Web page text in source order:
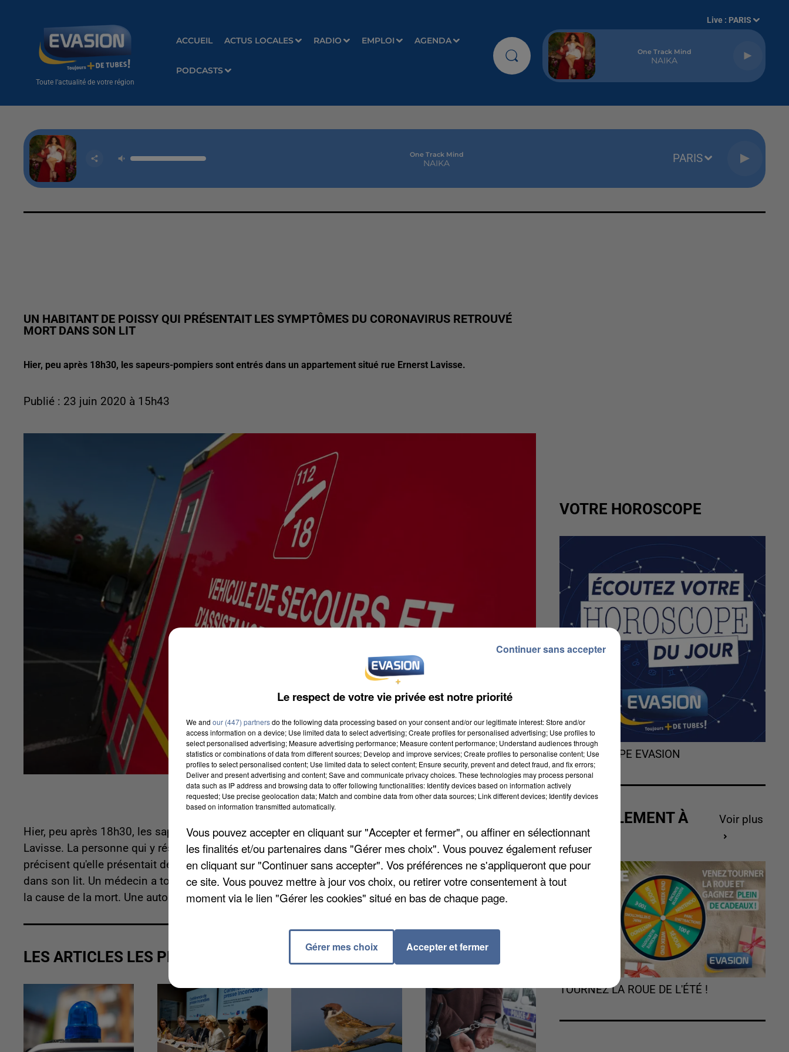
Toute l'actualité de votre région
ACCUEIL ACTUS LOCALES RADIO EMPLOI AGENDA
PODCASTS
Live : PARIS
One Track Mind
NAIKA
One Track Mind
NAIKA PARIS
UN HABITANT DE POISSY QUI PRÉSENTAIT LES SYMPTÔMES DU CORONAVIRUS RETROUVÉ
MORT DANS SON LIT
Hier, peu après 18h30, les sapeurs-pompiers sont entrés dans un appartement situé rue Ernerst Lavisse.
Publié : 23 juin 2020 à 15h43
Hier, peu après 18h30, les sapeurs-pompiers sont entrés dans un appartement situé rue Ernerst
Lavisse. La personne qui y résidait n'avait pas donné signe de vie depuis une semaine. Les autorités
précisent qu'elle présentait des symptômes du Covid-19. La victime de 38 ans a été retrouvée décédée
dans son lit. Un médecin a tout de même émis un obstacle médico-légal, ce qui indique un doute sur
la cause de la mort. Une autopsie est prévue.
LES ARTICLES LES PLUS VUS
VOTRE HOROSCOPE
L'HOROSCOPE EVASION
ACTUELLEMENT À
GAGNER
Voir plus
TOURNEZ LA ROUE DE L'ÉTÉ !
Le respect de votre vie privée est notre priorité
We and our (447) partnersdo the following data processing based on your consent and/or our legitimate interest: Store and/or
access information on a device; Use limited data to select advertising; Create profiles for personalised advertising; Use profiles to
select personalised advertising; Measure advertising performance; Measure content performance; Understand audiences through
statistics or combinations of data from different sources; Develop and improve services; Create profiles to personalise content; Use
profiles to select personalised content; Use limited data to select content; Ensure security, prevent and detect fraud, and fix errors;
Deliver and present advertising and content; Save and communicate privacy choices. These technologies may process personal
data such as IP address and browsing data to offer following functionalities: Identify devices based on information actively
requested; Use precise geolocation data; Match and combine data from other data sources; Link different devices; Identify devices
based on information transmitted automatically.
Vous pouvez accepter en cliquant sur "Accepter et fermer", ou affiner en sélectionnant
les finalités et/ou partenaires dans "Gérer mes choix". Vous pouvez également refuser
en cliquant sur "Continuer sans accepter". Vos préférences ne s'appliqueront que pour
ce site. Vous pouvez mettre à jour vos choix, ou retirer votre consentement à tout
moment via le lien "Gérer les cookies" situé en bas de chaque page.
Gérer mes choix Accepter et fermer
Continuer sans accepter